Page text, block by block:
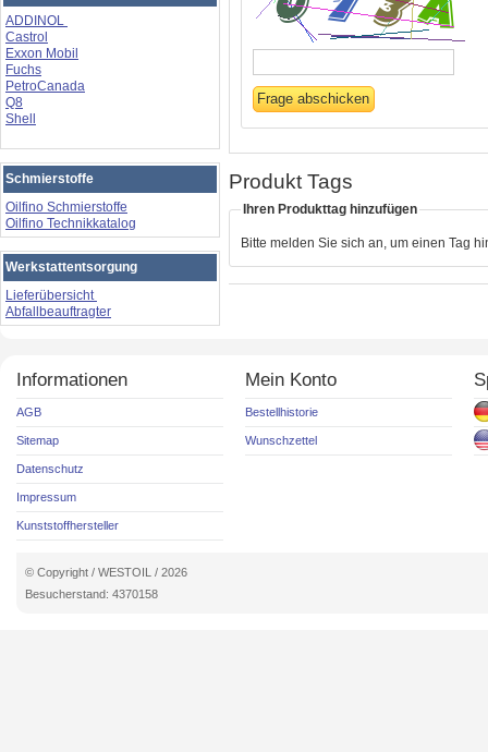
Produkt Tags
Ihren Produkttag hinzufügen
Bitte melden Sie sich an, um einen Tag
ADDINOL
Castrol
Exxon Mobil
Fuchs
PetroCanada
Q8
Shell
Schmierstoffe
Oilfino Schmierstoffe
Oilfino Technikkatalog
Werkstattentsorgung
Lieferübersicht
Abfallbeauftragter
Informationen
AGB
Sitemap
Datenschutz
Impressum
Kunststoffhersteller
Mein Konto
Bestellhistorie
Wunschzettel
© Copyright / WESTOIL / 2026
Besucherstand: 4370158